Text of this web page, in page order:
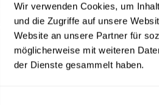
Wir verwenden Cookies, um
und die Zugriffe auf unsere
Website an unsere Partner für
möglicherweise mit weiteren
der Dienste gesammelt haben.
und wir haben
sodass du Hilfe in
am besten